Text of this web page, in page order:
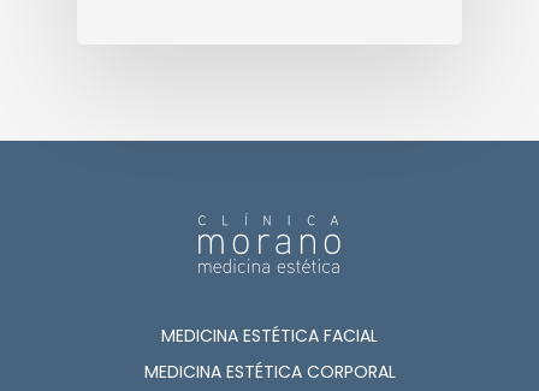
MEDICINA ESTÉTICA FACIAL
MEDICINA ESTÉTICA CORPORAL